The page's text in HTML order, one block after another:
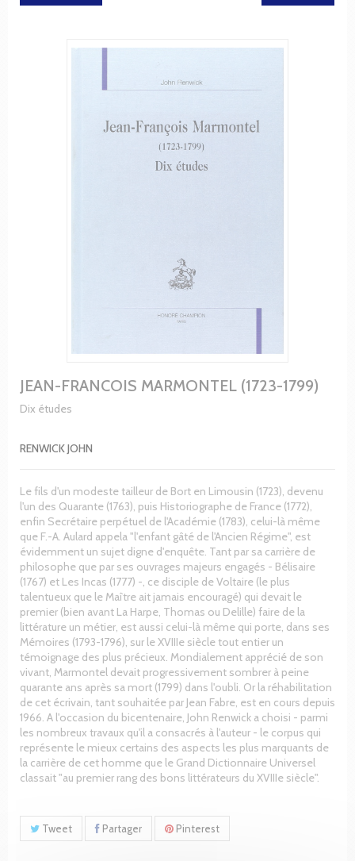
JEAN-FRANCOIS MARMONTEL (1723-1799)
Dix études
RENWICK JOHN
Le fils d'un modeste tailleur de Bort en Limousin (1723), devenu
l'un des Quarante (1763), puis Historiographe de France (1772),
enfin Secrétaire perpétuel de l'Académie (1783), celui-là même
que F.-A. Aulard appela "l'enfant gâté de l'Ancien Régime", est
évidemment un sujet digne d'enquête. Tant par sa carrière de
philosophe que par ses ouvrages majeurs engagés - Bélisaire
(1767) et Les Incas (1777) -, ce disciple de Voltaire (le plus
talentueux que le Maître ait jamais encouragé) qui devait le
premier (bien avant La Harpe, Thomas ou Delille) faire de la
littérature un métier, est aussi celui-là même qui porte, dans ses
Mémoires (1793-1796), sur le XVIIIe siècle tout entier un
témoignage des plus précieux. Mondialement apprécié de son
vivant, Marmontel devait progressivement sombrer à peine
quarante ans après sa mort (1799) dans l'oubli. Or la réhabilitation
de cet écrivain, tant souhaitée par Jean Fabre, est en cours depuis
1966. A l'occasion du bicentenaire, John Renwick a choisi - parmi
les nombreux travaux qu'il a consacrés à l'auteur - le corpus qui
représente le mieux certains des aspects les plus marquants de
la carrière de cet homme que le Grand Dictionnaire Universel
classait "au premier rang des bons littérateurs du XVIIIe siècle".
Tweet Partager Pinterest